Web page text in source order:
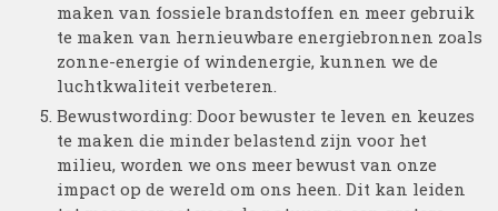
maken van fossiele brandstoffen en meer gebruik
te maken van hernieuwbare energiebronnen zoals
zonne-energie of windenergie, kunnen we de
luchtkwaliteit verbeteren.
Bewustwording: Door bewuster te leven en keuzes
te maken die minder belastend zijn voor het
milieu, worden we ons meer bewust van onze
impact op de wereld om ons heen. Dit kan leiden